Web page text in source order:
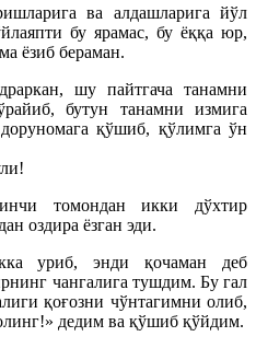
ва алдашларига йўл
бу ярамас, бу ёққа юр,
ёзиб бераман.
шу пайтгача танамни
бутун танамни измига
қўшиб, қўлимга ўн
томондан икки дўхтир
оздира ёзган эди.
уриб, энди қочаман деб
чангалига тушдим. Бу гал
қоғозни чўнтагимни олиб,
дедим ва қўшиб қўйдим.